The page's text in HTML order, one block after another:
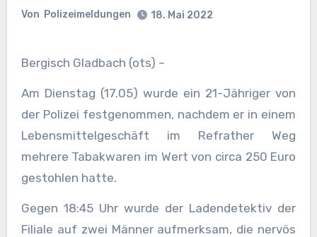
Von Polizeimeldungen 18. Mai 2022
Bergisch Gladbach (ots) –
Am Dienstag (17.05) wurde ein 21-Jähriger von
der Polizei festgenommen, nachdem er in einem
Lebensmittelgeschäft im Refrather Weg
mehrere Tabakwaren im Wert von circa 250 Euro
gestohlen hatte.
Gegen 18:45 Uhr wurde der Ladendetektiv der
Filiale auf zwei Männer aufmerksam, die nervös